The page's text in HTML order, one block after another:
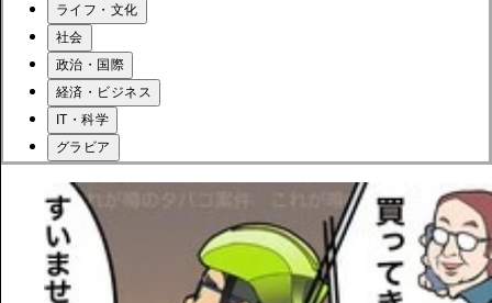
ライフ・文化
社会
政治・国際
経済・ビジネス
IT・科学
グラビア